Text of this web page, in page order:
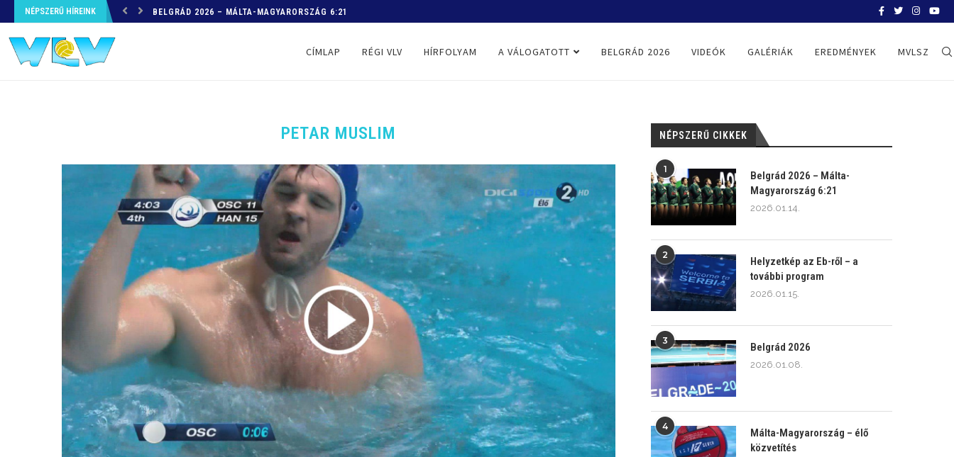
NÉPSZERŰ HÍREINK HELYZETKÉP AZ EB-RŐL – A TOVÁBBI PROGRAM
CÍMLAP RÉGI VLV HÍRFOLYAM A VÁLOGATOTT BELGRÁD 2026 VIDEÓK GALÉRIÁK EREDMÉNYEK MVLSZ
PETAR MUSLIM NÉPSZERŰ CIKKEK
1
Belgrád 2026 – Málta-
Magyarország 6:21
2026.01.14.
2
Helyzetkép az Eb-ről – a
további program
2026.01.15.
3
Belgrád 2026
2026.01.08.
4
Málta-Magyarország – élő
közvetítés